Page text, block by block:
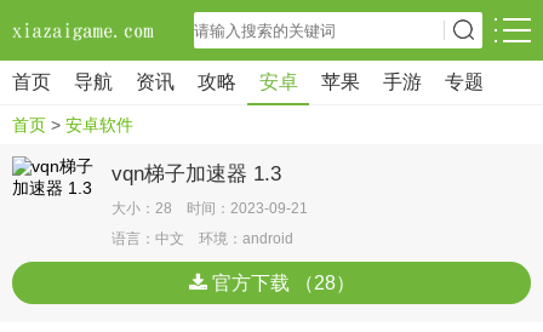
首页 导航 资讯 攻略 安卓 苹果 手游 专题
首页 > 安卓软件
vqn梯子加速器 1.3
大小：28 时间：2023-09-21
语言：中文 环境：android
官方下载 （28）